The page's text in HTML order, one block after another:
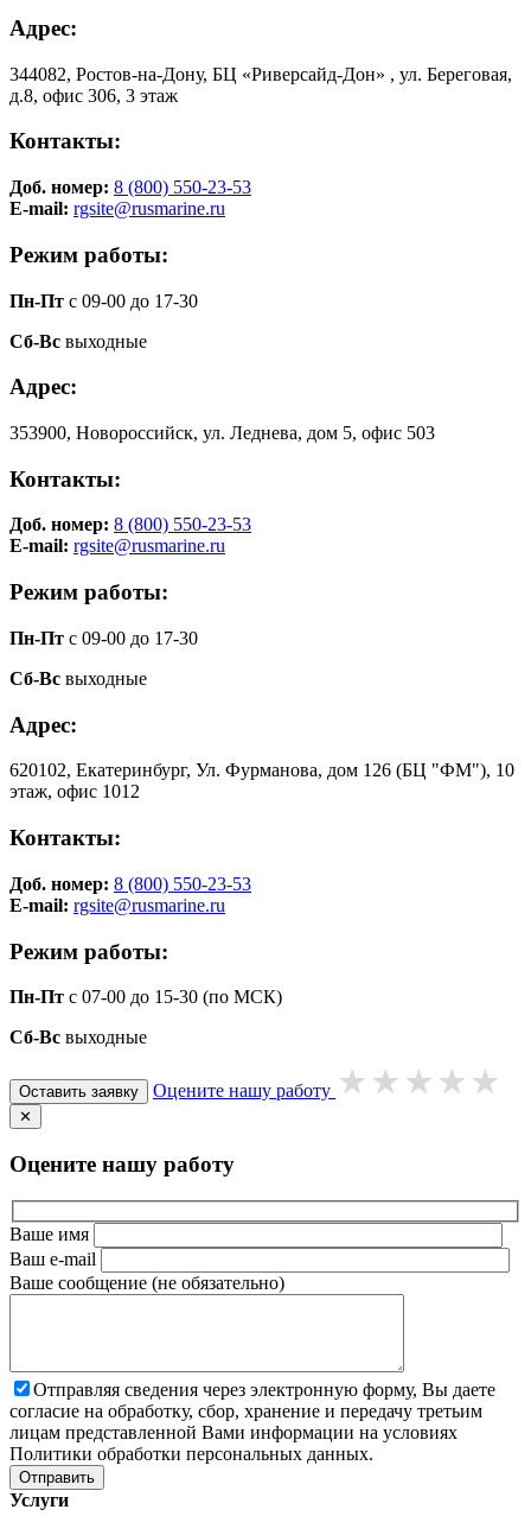
Адрес:
344082, Ростов-на-Дону, БЦ «Риверсайд-Дон» , ул. Береговая,
д.8, офис 306, 3 этаж
Контакты:
Доб. номер: 8 (800) 550-23-53
E-mail: rgsite@rusmarine.ru
Режим работы:
Пн-Пт с 09-00 до 17-30
Сб-Вс выходные
Адрес:
353900, Новороссийск, ул. Леднева, дом 5, офис 503
Контакты:
Доб. номер: 8 (800) 550-23-53
E-mail: rgsite@rusmarine.ru
Режим работы:
Пн-Пт с 09-00 до 17-30
Сб-Вс выходные
Адрес:
620102, Екатеринбург, Ул. Фурманова, дом 126 (БЦ "ФМ"), 10
этаж, офис 1012
Контакты:
Доб. номер: 8 (800) 550-23-53
E-mail: rgsite@rusmarine.ru
Режим работы:
Пн-Пт с 07-00 до 15-30 (по МСК)
Сб-Вс выходные
Оставить заявку Оцените нашу работу
✕
Оцените нашу работу
Ваше имя
Ваш e-mail
Ваше сообщение (не обязательно)
Отправляя сведения через электронную форму, Вы даете
согласие на обработку, сбор, хранение и передачу третьим
лицам представленной Вами информации на условиях
Политики обработки персональных данных.
Услуги